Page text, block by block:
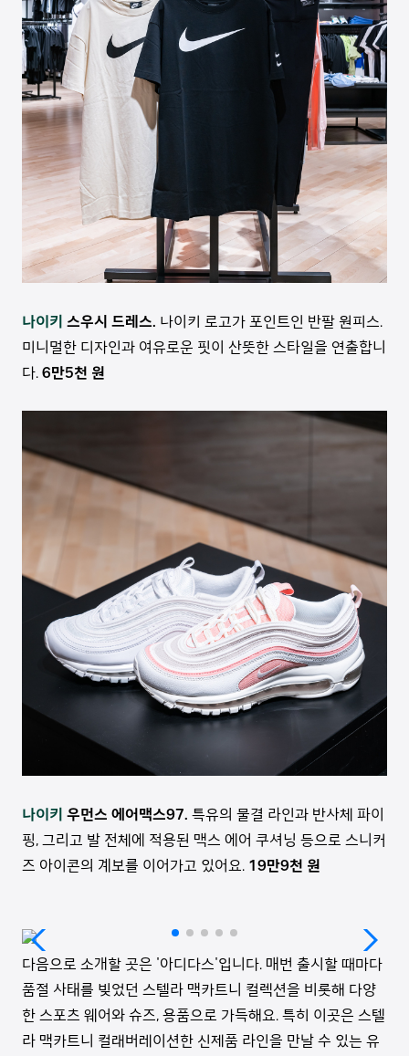
나이키 스우시 드레스. 나이키 로고가 포인트인 반팔 원피스.
미니멀한 디자인과 여유로운 핏이 산뜻한 스타일을 연출합니
다. 6만5천 원
나이키 우먼스 에어맥스97. 특유의 물결 라인과 반사체 파이
핑, 그리고 발 전체에 적용된 맥스 에어 쿠셔닝 등으로 스니커
즈 아이콘의 계보를 이어가고 있어요. 19만9천 원
다음으로 소개할 곳은 '아디다스'입니다. 매번 출시할 때마다
품절 사태를 빚었던 스텔라 맥카트니 컬렉션을 비롯해 다양
한 스포츠 웨어와 슈즈, 용품으로 가득해요. 특히 이곳은 스텔
라 맥카트니 컬래버레이션한 신제품 라인을 만날 수 있는 유